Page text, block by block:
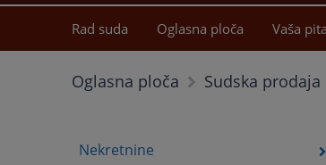
Rad suda Oglasna ploča Vaša
Oglasna ploča Sudska prodaja
Nekretnine